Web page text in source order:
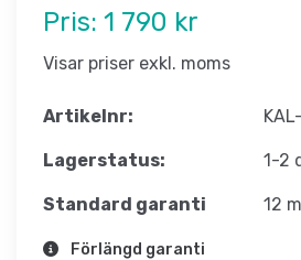
Pris: 1 790 kr
Visar priser exkl. moms
Artikelnr:
Lagerstatus: 1-2
Standard garanti 12
Förlängd garanti